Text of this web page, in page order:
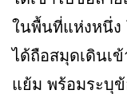
ในพื้นที่แห่งหนึ่ง
ได้ถือสมุดเดินเ
แย้ม พร้อมระบุข้